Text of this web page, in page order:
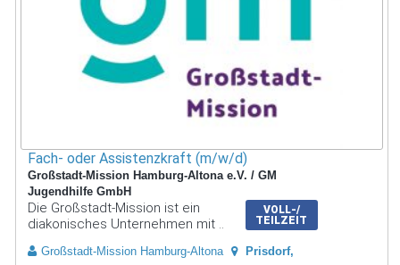
Fach- oder Assistenzkraft (m/w/d)
Großstadt-Mission Hamburg-Altona e.V. / GM
Jugendhilfe GmbH
VOLL-/
TEILZEIT
Die Großstadt-Mission ist ein
diakonisches Unternehmen mit ..
Großstadt-Mission Hamburg-Altona
Prisdorf